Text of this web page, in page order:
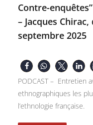
Contre-
– Jacques
septembre 2025
PODCAST – Entretien
ethnographiques les
l’ethnologie française.